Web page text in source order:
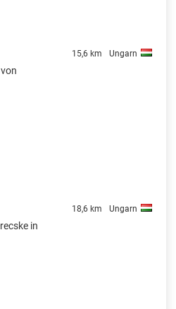
15,6 km Ungarn
18,6 km Ungarn
in